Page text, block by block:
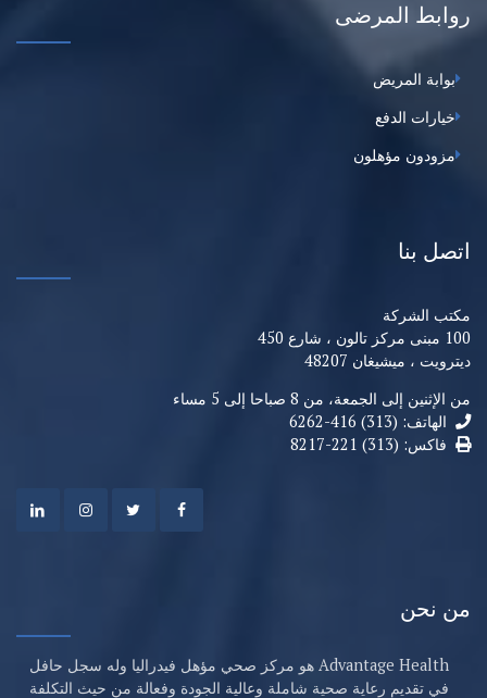
روابط المرضى
بوابة المريض
خيارات الدفع
مزودون مؤهلون
اتصل بنا
مكتب الشركة
100 مبنى مركز تالون ، شارع 450
ديترويت ، ميشيغان 48207
من الإثنين إلى الجمعة، من 8 صباحا إلى 5 مساء
الهاتف: (313) 416-6262
فاكس: (313) 221-8217
من نحن
Advantage Health هو مركز صحي مؤهل فيدراليا وله سجل حافل
في تقديم رعاية صحية شاملة وعالية الجودة وفعالة من حيث التكلفة